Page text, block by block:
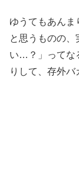
ゆうてもあんま
と思うものの
い…？」ってな
りして、存外バ